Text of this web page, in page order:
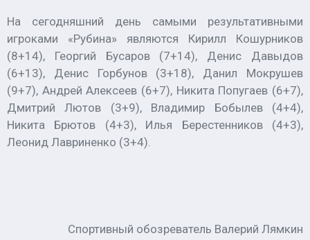
На сегодняшний день самыми результативными
игроками «Рубина» являются Кирилл Кошурников
(8+14), Георгий Бусаров (7+14), Денис Давыдов
(6+13), Денис Горбунов (3+18), Данил Мокрушев
(9+7), Андрей Алексеев (6+7), Никита Попугаев (6+7),
Дмитрий Лютов (3+9), Владимир Бобылев (4+4),
Никита Брютов (4+3), Илья Берестенников (4+3),
Леонид Лавриненко (3+4).
Спортивный обозреватель Валерий Лямкин